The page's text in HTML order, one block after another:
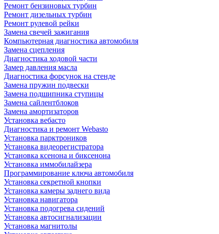
Ремонт бензиновых турбин
Ремонт дизельных турбин
Ремонт рулевой рейки
Замена свечей зажигания
Компьютерная диагностика автомобиля
Замена сцепления
Диагностика ходовой части
Замер давления масла
Диагностика форсунок на стенде
Замена пружин подвески
Замена подшипника ступицы
Замена сайлентблоков
Замена амортизаторов
Установка вебасто
Диагностика и ремонт Webasto
Установка парктроников
Установка видеорегистратора
Установка ксенона и биксенона
Установка иммобилайзера
Программирование ключа автомобиля
Установка секретной кнопки
Установка камеры заднего вида
Установка навигатора
Установка подогрева сидений
Установка автосигнализации
Установка магнитолы